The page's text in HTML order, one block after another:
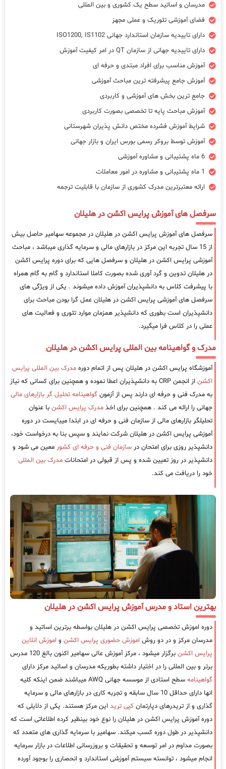
مدرسان و اساتید سطح یک کشوری و بین المللی
فضای آموزشی تئوریک و عملی مجهز
دارای تاییدیه سازمان استاندارد جهانی ISO1200, IS1102
دارای تاییدیه جهانی از سازمان QT در امر کیفیت آموزش
آموزش مناسب برای افراد مبتدی و حرفه ای
آموزش جامع پیشرفته ترین مباحث آموزشی
جامع ترین بخش های آموزشی و کاربردی
آموزش مباحث پایه تا تخصصی بصورت کاربردی
شرایط آموزش فشرده مختص دانش پذیران شهرستانی
آموزش توسط بروکر رسمی بورس ایران و بازار جهانی
6 ماه پشتیبانی و مشاوره آموزشی
1 ماه پشتیبانی و مشاوره در امور معاملات
ارائه معتبرترین مدرک کشوری از سازمان با قابلیت ترجمه
سرفصل های آموزش پرایس اکشن در هلیلان
سرفصل های آموزش پرایس اکشن در هلیلان در مجموعه سهامیر حاصل بیش
از 15 سال تجربه این مرکز در بازارهای مالی و سرمایه گذاری میباشد ، مباحث
آموزشی پرایس اکشن در هلیلان و سرفصل هایی که برای دوره پرایس اکشن
در هلیلان تدوین و گرد آوری شده بصورت کاملا استاندارد و گام به گام همراه
با پیشرفت کلاس به دانشپذیران آموزش داده میشوند . یکی از ویژگی های
سرفصل های آموزشی پرایس اکشن در هلیلان عمل گرا بودن مباحث برای
دانشپذیران است بطوری که دانشپذیر همزمان موارد تئوری و فعالیت های
عملی را در کلاس فرا میگیرد.
مدرک و گواهینامه بین المللی پرایس اکشن در هلیلان
آموزشگاه پرایس اکشن در هلیلان پس از اتمام دوره مدرک بین المللی پرایس
اکشن
از انجمن CRP به دانشپذیران اعطا نموده و همچنین برای کسانی که نیاز
به مدرک فنی و حرفه ای دارند پس از آزمون گواهینامه تحلیل گر بازارهای مالی
جهانی را ارائه می کند . همچنین برای اخذ مدرک پرایس اکشن با عنوان
تحلیلگر بازارهای مالی از سازمان فنی و حرفه ای در ابتدا میبایست در دوره
آموزشی پرایس اکشن در هلیلان شرکت نمایند و سپس بنا به درخواست خود،
دانشپذیر روزی برای امتحان در سازمان فنی و حرفه ای کشور معین می شود و
دانشپذیر در روز تعیین شده و پس از قبولی در امتحانات مدرک بین المللی
خود را دریافت می کند.
بهترین استاد و مدرس آموزش پرایس اکشن در هلیلان
دوره اموزش تخصصی پرایس اکشن در هلیلان بواسطه برترین اساتید و
مدرسان مرکز و در دو روش اموزش حضوری پرایس اکشن و اموزش انلاین
پرایس اکشن
برگزار میشود ، مرکز آموزش عالی سهامیر اکنون بالغ 120 مدرس
برتر و بین المللی را در اختیار داشته بطوریکه مدرسان و اساتید مرکز دارای
گواهینامه
سطح استادی از موسسه جهانی AWQ میباشند ضمن اینکه کلیه
انها دارای حداقل 10 سال سابقه و تجربه کاری در بازارهای مالی و سرمایه
گذاری و از تریدرهای دپارتمان کپی ترید این مرکز هستند. یکی از دلایلی که
دوره آموزش پرایس اکشن در هلیلان را نوع خود بینظیر کرده اطلاعاتی است که
دانشپذیر در طول دوره کسب میکند. سهامیر با سرمایه گذاری های متعدد که
بصورت مداوم در امر توسعه و تحقیقات و بروزرسانی اطلاعات در بازار سرمایه
انجام میشود ، توانسته سیستم آموزشی استاندارد و انحصاری را بوجود آورده